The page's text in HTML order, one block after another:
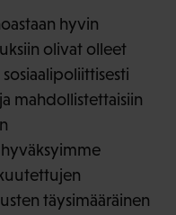
hyvin
olivat olleet
mahdollistettaisiin
täysimääräinen